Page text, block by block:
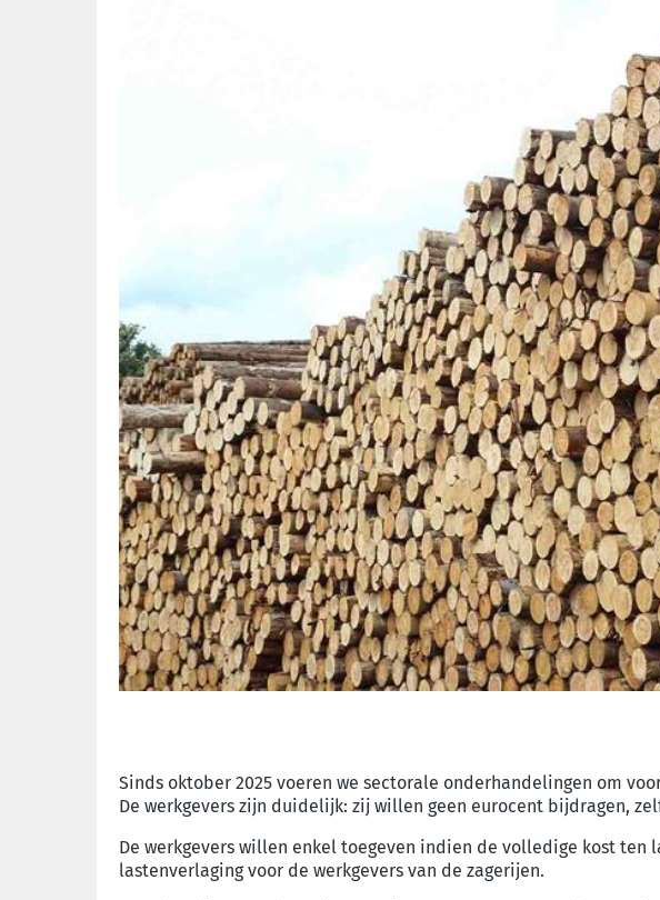
Sinds oktober 2025 voeren we sectorale onderhandelingen om
De werkgevers zijn duidelijk: zij willen geen eurocent bijdragen,
De werkgevers willen enkel toegeven indien de volledige kost ten
lastenverlaging voor de werkgevers van de zagerijen.